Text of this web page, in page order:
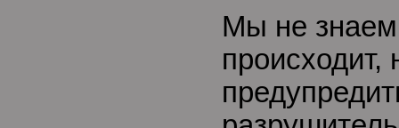
Мы не